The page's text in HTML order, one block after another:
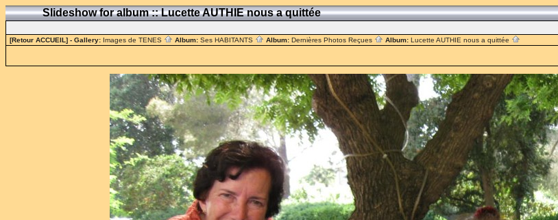
Slideshow for album :: Lucette AUTHIE nous a quittée
[Retour ACCUEIL] - Gallery: Images de TENES Album: Ses HABITANTS Album: Dernières Photos Reçues Album: Lucette AUTHIE nous a quittée